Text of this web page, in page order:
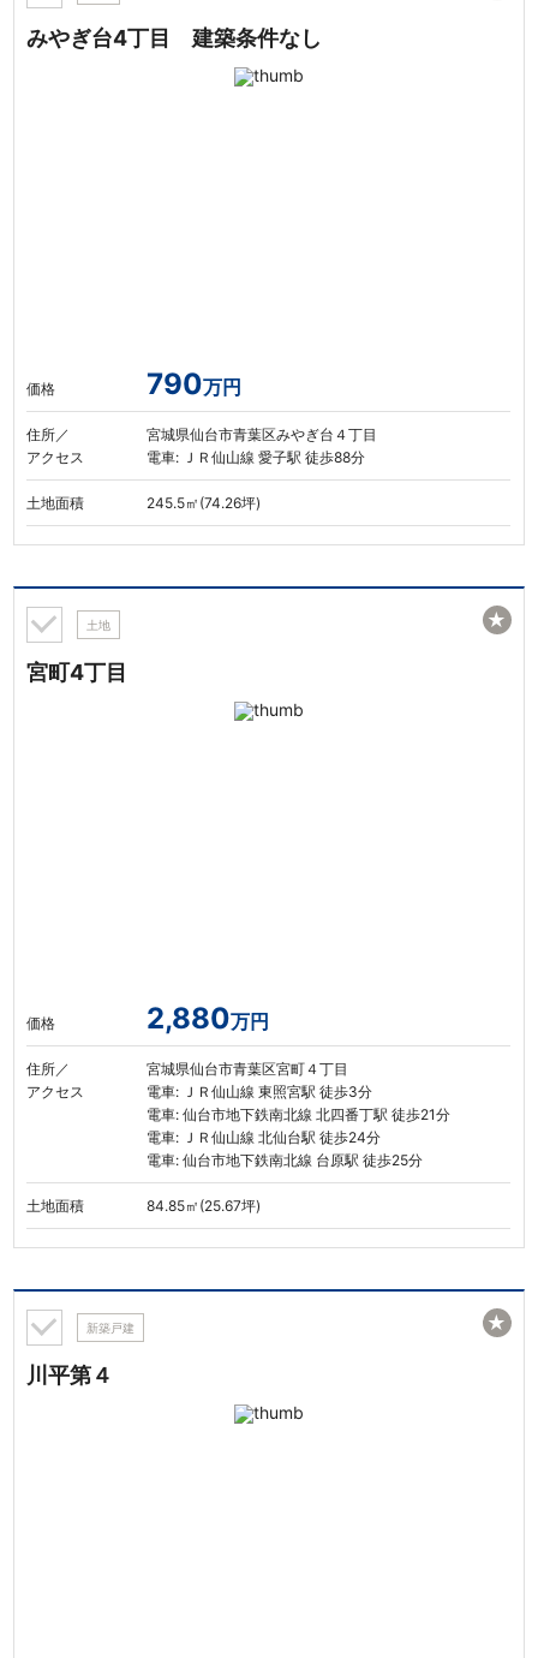
みやぎ台4丁目 建築条件なし
価格 790万円
住所／
アクセス
宮城県仙台市青葉区みやぎ台４丁目
電車: ＪＲ仙山線 愛子駅 徒歩88分
土地面積 245.5㎡(74.26坪)
土地
宮町4丁目
価格 2,880万円
住所／
アクセス
宮城県仙台市青葉区宮町４丁目
電車: ＪＲ仙山線 東照宮駅 徒歩3分
電車: 仙台市地下鉄南北線 北四番丁駅 徒歩21分
電車: ＪＲ仙山線 北仙台駅 徒歩24分
電車: 仙台市地下鉄南北線 台原駅 徒歩25分
土地面積 84.85㎡(25.67坪)
★
新築戸建
川平第４
★